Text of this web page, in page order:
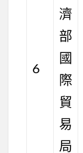
6
濟
部
國
際
貿
易
局